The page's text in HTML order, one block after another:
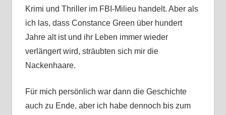
Krimi und Thriller im FBI-Milieu handelt. Aber als
ich las, dass Constance Green über hundert
Jahre alt ist und ihr Leben immer wieder
verlängert wird, sträubten sich mir die
Nackenhaare.
Für mich persönlich war dann die Geschichte
auch zu Ende, aber ich habe dennoch bis zum